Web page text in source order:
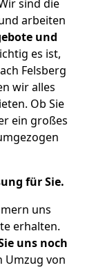
sind die
arbeiten
und
es ist,
Felsberg
wir alles
Ob Sie
ein großes
für Sie.
uns
erhalten.
uns noch
Umzug von